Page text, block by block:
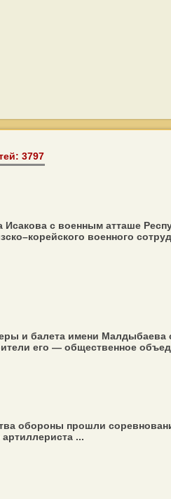
3797
с военным атташе
военного
и балета имени Малдыбаева
его — общественное
обороны прошли
...